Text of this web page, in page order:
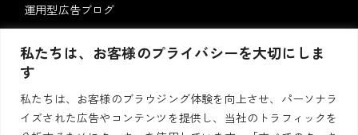
私たちは、お客様のプライバシーを大切にしま
す
私たちは、お客様のブラウジング体験を向上させ、パーソナラ
イズされた広告やコンテンツを提供し、当社のトラフィックを
運用型広告ブログ
スタッフブログ
お問い合わせ・ご
相談
資料請求